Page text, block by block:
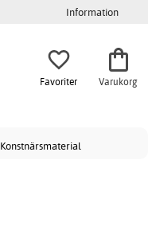
Information
Favoriter Varukorg
Konstnärsmaterial